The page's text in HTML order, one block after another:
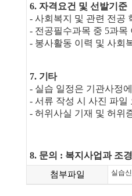
6. 자격요건 및 선발기준
- 사회복지 및 관련 전공
- 전공필수과목 중 5과목
- 봉사활동 이력 및 사회
7. 기타
- 실습 일정은 기관사정
- 서류 작성 시 사진 파일
- 허위사실 기재 및 허위
8. 문의 : 복지사업과 조
첨부파일 실습